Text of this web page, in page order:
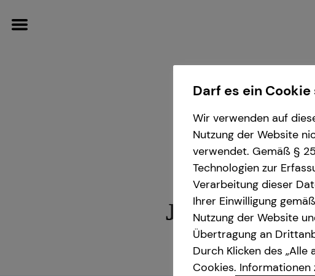
Jan-Frank
in Potsdam und
Darf es ein Cookie
Wir verwenden auf
Nutzung der Website
verwendet. Gemäß §
Technologien zur
Verarbeitung dieser
Ihrer Einwilligung
Nutzung der Website
Übertragung an
Durch Klicken des
Cookies. Informationen